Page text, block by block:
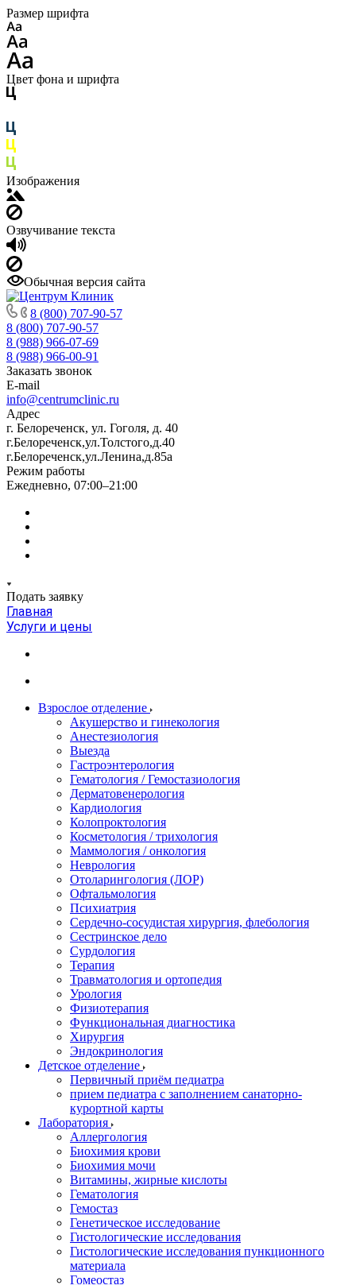
Размер шрифта
Цвет фона и шрифта
Изображения
Озвучивание текста
Обычная версия сайта
8 (800) 707-90-57
8 (800) 707-90-57
8 (988) 966-07-69
8 (988) 966-00-91
Заказать звонок
E-mail
info@centrumclinic.ru
Адрес
г. Белореченск, ул. Гоголя, д. 40
г.Белореченск,ул.Толстого,д.40
г.Белореченск,ул.Ленина,д.85а
Режим работы
Ежедневно, 07:00–21:00
Подать заявку
Главная
Услуги и цены
Взрослое отделение
Акушерство и гинекология
Анестезиология
Выезда
Гастроэнтерология
Гематология / Гемостазиология
Дерматовенерология
Кардиология
Колопроктология
Косметология / трихология
Маммология / онкология
Неврология
Отоларингология (ЛОР)
Офтальмология
Психиатрия
Сердечно-сосудистая хирургия, флебология
Сестринское дело
Сурдология
Терапия
Травматология и ортопедия
Урология
Физиотерапия
Функциональная диагностика
Хирургия
Эндокринология
Детское отделение
Первичный приём педиатра
прием педиатра с заполнением санаторно-
курортной карты
Лаборатория
Аллергология
Биохимия крови
Биохимия мочи
Витамины, жирные кислоты
Гематология
Гемостаз
Генетическое исследование
Гистологические исследования
Гистологические исследования пункционного
материала
Гомеостаз